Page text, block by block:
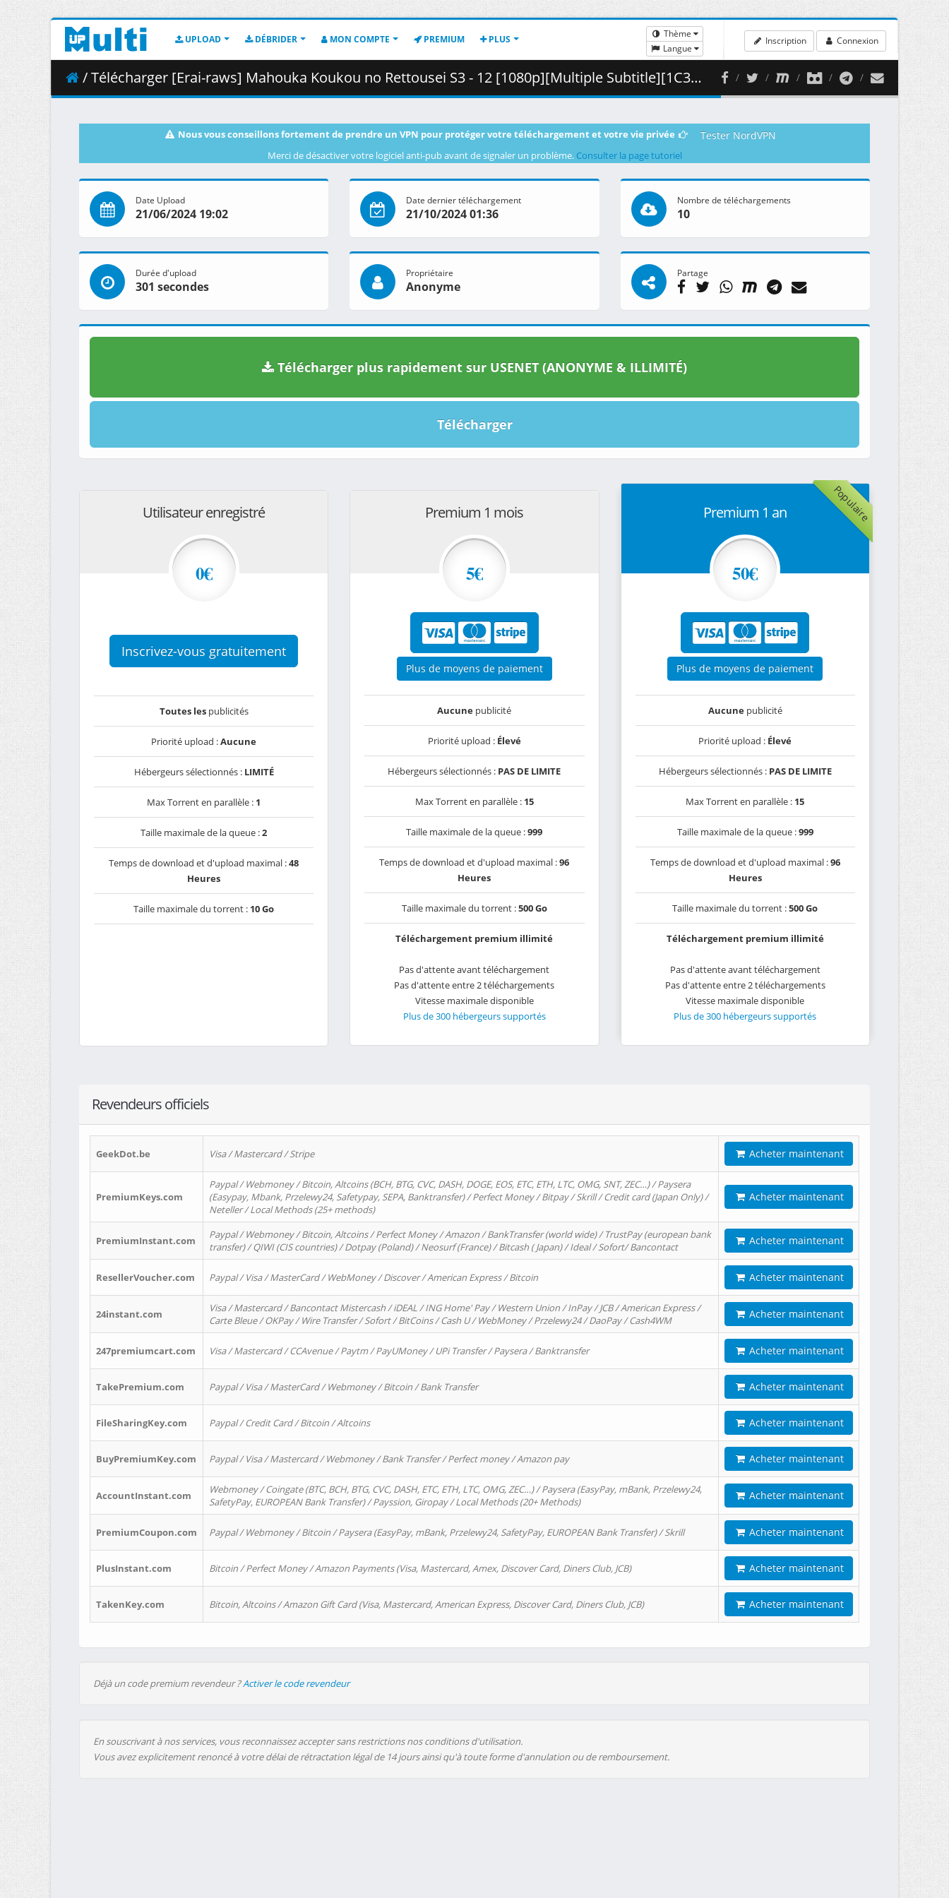
UPLOAD DÉBRIDER MON COMPTE PREMIUM PLUS
Thème
Langue
Inscription Connexion
/ Télécharger [Erai-raws] Mahouka Koukou no Rettousei S3 - 12 [1080p][Multiple Subtitle][1C3755C9].mkv.003 ( 460.03 MB )
Nous vous conseillons fortement de prendre un VPN pour protéger votre téléchargement et votre vie privée Tester NordVPN
Merci de désactiver votre logiciel anti-pub avant de signaler un problème. Consulter la page tutoriel
Date Upload
21/06/2024 19:02
Date dernier téléchargement
21/10/2024 01:36
Nombre de téléchargements
10
Durée d'upload
301 secondes
Propriétaire
Anonyme
Partage
Télécharger plus rapidement sur USENET (ANONYME & ILLIMITÉ)
Télécharger
Utilisateur enregistré
0€
Inscrivez-vous gratuitement
Toutes lespublicités
Priorité upload :Aucune
Hébergeurs sélectionnés : LIMITÉ
Max Torrent en parallèle : 1
Taille maximale de la queue :2
Temps de download et d'upload maximal :48
Heures
Taille maximale du torrent : 10 Go
Premium 1 mois
5€
Plus de moyens de paiement
Aucune publicité
Priorité upload : Élevé
Hébergeurs sélectionnés : PAS DE LIMITE
Max Torrent en parallèle : 15
Taille maximale de la queue :999
Temps de download et d'upload maximal :96
Heures
Taille maximale du torrent :500 Go
Téléchargement premium illimité
Pas d'attente avant téléchargement
Pas d'attente entre 2 téléchargements
Vitesse maximale disponible
Plus de 300 hébergeurs supportés
Populaire
Premium 1 an
50€
Plus de moyens de paiement
Aucunepublicité
Priorité upload : Élevé
Hébergeurs sélectionnés : PAS DE LIMITE
Max Torrent en parallèle : 15
Taille maximale de la queue :999
Temps de download et d'upload maximal :96
Heures
Taille maximale du torrent :500 Go
Téléchargement premium illimité
Pas d'attente avant téléchargement
Pas d'attente entre 2 téléchargements
Vitesse maximale disponible
Plus de 300 hébergeurs supportés
Revendeurs officiels
GeekDot.be Visa / Mastercard / Stripe Acheter maintenant
PremiumKeys.com
Paypal / Webmoney / Bitcoin, Altcoins (BCH, BTG, CVC, DASH, DOGE, EOS, ETC, ETH, LTC, OMG, SNT, ZEC…) / Paysera
(Easypay, Mbank, Przelewy24, Safetypay, SEPA, Banktransfer) / Perfect Money / Bitpay / Skrill / Credit card (Japan Only) /
Neteller / Local Methods (25+ methods)
Acheter maintenant
PremiumInstant.com
Paypal / Webmoney / Bitcoin, Altcoins / Perfect Money / Amazon / BankTransfer (world wide) / TrustPay (european bank
transfer) / QIWI (CIS countries) / Dotpay (Poland) / Neosurf (France) / Bitcash ( Japan) / Ideal / Sofort/ Bancontact
Acheter maintenant
ResellerVoucher.com Paypal / Visa / MasterCard / WebMoney / Discover / American Express / Bitcoin Acheter maintenant
24instant.com
Visa / Mastercard / Bancontact Mistercash / iDEAL / ING Home' Pay / Western Union / InPay / JCB / American Express /
Carte Bleue / OKPay / Wire Transfer / Sofort / BitCoins / Cash U / WebMoney / Przelewy24 / DaoPay / Cash4WM
Acheter maintenant
247premiumcart.com Visa / Mastercard / CCAvenue / Paytm / PayUMoney / UPi Transfer / Paysera / Banktransfer Acheter maintenant
TakePremium.com Paypal / Visa / MasterCard / Webmoney / Bitcoin / Bank Transfer Acheter maintenant
FileSharingKey.com Paypal / Credit Card / Bitcoin / Altcoins Acheter maintenant
BuyPremiumKey.com Paypal / Visa / Mastercard / Webmoney / Bank Transfer / Perfect money / Amazon pay Acheter maintenant
AccountInstant.com
Webmoney / Coingate (BTC, BCH, BTG, CVC, DASH, ETC, ETH, LTC, OMG, ZEC…) / Paysera (EasyPay, mBank, Przelewy24,
SafetyPay, EUROPEAN Bank Transfer) / Payssion, Giropay / Local Methods (20+ Methods)
Acheter maintenant
PremiumCoupon.com Paypal / Webmoney / Bitcoin / Paysera (EasyPay, mBank, Przelewy24, SafetyPay, EUROPEAN Bank Transfer) / Skrill Acheter maintenant
PlusInstant.com Bitcoin / Perfect Money / Amazon Payments (Visa, Mastercard, Amex, Discover Card, Diners Club, JCB) Acheter maintenant
TakenKey.com Bitcoin, Altcoins / Amazon Gift Card (Visa, Mastercard, American Express, Discover Card, Diners Club, JCB) Acheter maintenant
Déjà un code premium revendeur ?Activer le code revendeur
En souscrivant à nos services, vous reconnaissez accepter sans restrictions nos conditions d'utilisation.
Vous avez explicitement renoncé à votre délai de rétractation légal de 14 jours ainsi qu'à toute forme d'annulation ou de remboursement.